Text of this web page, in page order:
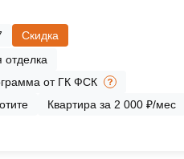
Скидка
отделка
от ГК ФСК
Квартира за 2 000 ₽/мес